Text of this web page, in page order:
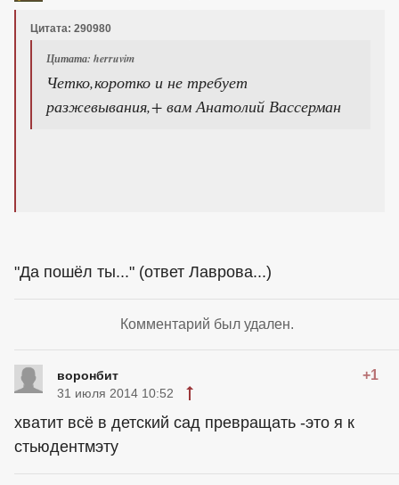
Цитата: 290980
Цитата: herruvim
Четко,коротко и не требует
разжевывания,+ вам Анатолий Вассерман
"Да пошёл ты..." (ответ Лаврова...)
Комментарий был удален.
воронбит +1
31 июля 2014 10:52
хватит всё в детский сад превращать -это я к
стьюдентмэту